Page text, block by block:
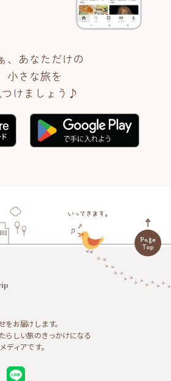
、あなただけの
小さな旅を
つけましょう♪
お届けします。
らしい旅のきっかけになる
ディアです。